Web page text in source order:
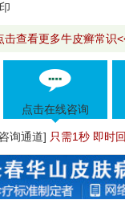
击查看更多牛皮癣常识
点击在线咨询
询通道] 只需1秒 即时